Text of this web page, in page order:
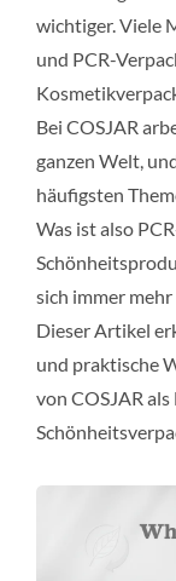
wichtiger. Viele
und PCR-
Bei COSJAR
ganzen Welt,
häufigsten
Was ist also
sich immer
Dieser Artikel
und praktische
von COSJAR